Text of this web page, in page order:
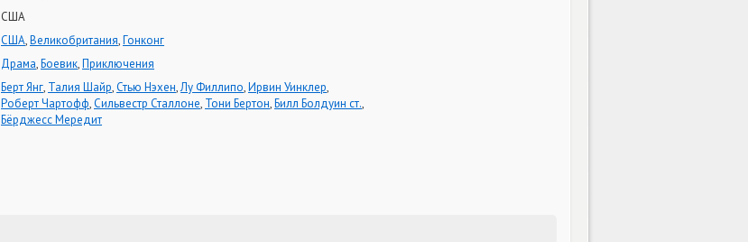
США
США,Великобритания,Гонконг
Драма,Боевик,Приключения
Берт Янг, Талия Шайр,Стью Нэхен,Лу Филлипо,Ирвин Уинклер,
Роберт Чартофф,Сильвестр Сталлоне, Тони Бертон,Билл Болдуин ст.,
Бёрджесс Мередит